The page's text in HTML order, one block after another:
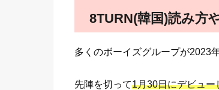
8TURN(韓国)読み方
多くのボーイズグループが2023
先陣を切って1月30日にデビュー